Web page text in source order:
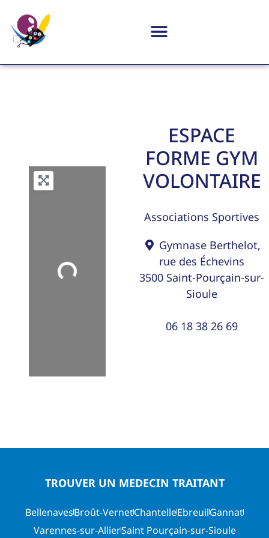
Loading...
ESPACE
FORME GYM
VOLONTAIRE
Associations Sportives
Gymnase Berthelot,
rue des Échevins
3500 Saint-Pourçain-sur-
Sioule
06 18 38 26 69
TROUVER UN MEDECIN TRAITANT
BellenavesBroût-VernetChantelleEbreuilGannat
Varennes-sur-AllierSaint Pourçain-sur-Sioule